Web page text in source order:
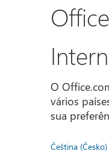
O
vários
sua
Čeština (Česko)